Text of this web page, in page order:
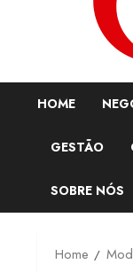
HOME
GESTÃO
SOBRE NÓS
Home